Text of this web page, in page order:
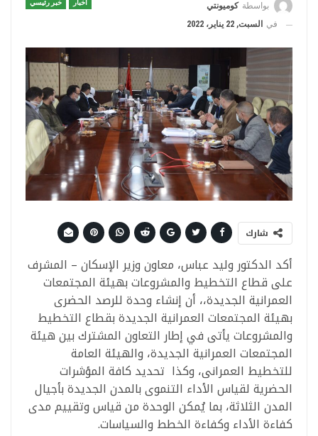
أخبار خبر رئيسي بواسطة كوميونتي
في
السبت, 22 يناير، 2022
شارك
أكد الدكتور وليد عباس، معاون وزير الإسكان – المشرف
على قطاع التخطيط والمشروعات بهيئة المجتمعات
العمرانية الجديدة،، أن إنشاء وحدة للرصد الحضرى
بهيئة المجتمعات العمرانية الجديدة بقطاع التخطيط
والمشروعات يأتى في إطار التعاون المشترك بين هيئة
المجتمعات العمرانية الجديدة، والهيئة العامة
للتخطيط العمرانى، وكذا تحديد كافة المؤشرات
الحضرية لقياس الأداء التنموى بالمدن الجديدة بأجيال
المدن الثلاثة، بما يُمكن الوحدة من قياس وتقييم مدى
كفاءة الأداء وكفاءة الخطط والسياسات.